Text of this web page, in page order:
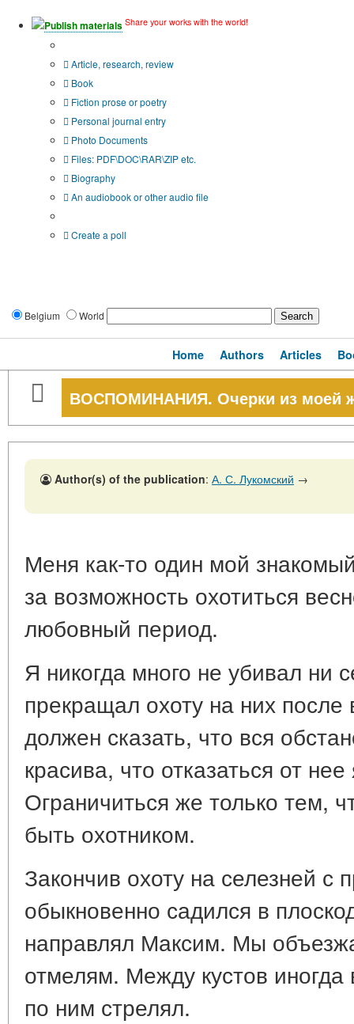
Publish materials Share your works with the world!
Article, research, review
Book
Fiction prose or poetry
Personal journal entry
Photo Documents
Files: PDF\DOC\RAR\ZIP etc.
Biography
An audiobook or other audio file
Create a poll
Belgium World
Home Authors Articles
ВОСПОМИНАНИЯ. Очерки из моей
Author(s) of the publication: А. С. Лукомский →
Меня как-то один мой
за возможность охотиться
любовный период.
Я никогда много не убивал ни
прекращал охоту на них
должен сказать, что вся
красива, что отказаться от
Ограничиться же только тем,
быть охотником.
Закончив охоту на селезней с
обыкновенно садился в
направлял Максим. Мы
отмелям. Между кустов
по ним стрелял.